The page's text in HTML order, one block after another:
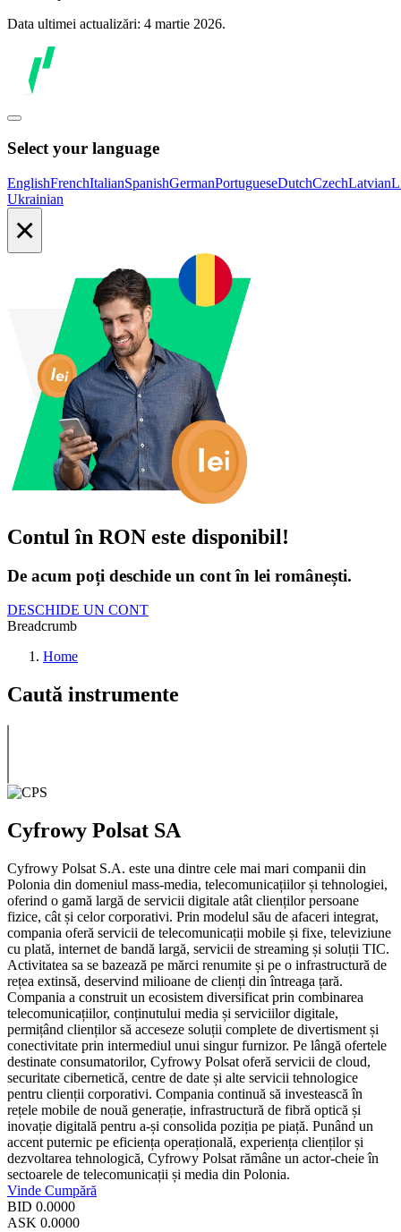
Data ultimei actualizări: 4 martie 2026.
Select your language
EnglishFrenchItalianSpanishGermanPortugueseDutchCzechLatvian
Ukrainian
×
Contul în RON este disponibil!
De acum poți deschide un cont în lei românești.
DESCHIDE UN CONT
Breadcrumb
Home
Caută instrumente
Cyfrowy Polsat SA
Cyfrowy Polsat S.A. este una dintre cele mai mari companii din
Polonia din domeniul mass-media, telecomunicațiilor și tehnologiei,
oferind o gamă largă de servicii digitale atât clienților persoane
fizice, cât și celor corporativi. Prin modelul său de afaceri integrat,
compania oferă servicii de telecomunicații mobile și fixe, televiziune
cu plată, internet de bandă largă, servicii de streaming și soluții TIC.
Activitatea sa se bazează pe mărci renumite și pe o infrastructură de
rețea extinsă, deservind milioane de clienți din întreaga țară.
Compania a construit un ecosistem diversificat prin combinarea
telecomunicațiilor, conținutului media și serviciilor digitale,
permițând clienților să acceseze soluții complete de divertisment și
conectivitate prin intermediul unui singur furnizor. Pe lângă ofertele
destinate consumatorilor, Cyfrowy Polsat oferă servicii de cloud,
securitate cibernetică, centre de date și alte servicii tehnologice
pentru clienții corporativi. Compania continuă să investească în
rețele mobile de nouă generație, infrastructură de fibră optică și
inovație digitală pentru a-și consolida poziția pe piață. Punând un
accent puternic pe eficiența operațională, experiența clienților și
dezvoltarea tehnologică, Cyfrowy Polsat rămâne un actor-cheie în
sectoarele de telecomunicații și media din Polonia.
Vinde Cumpără
BID 0.0000
ASK 0.0000